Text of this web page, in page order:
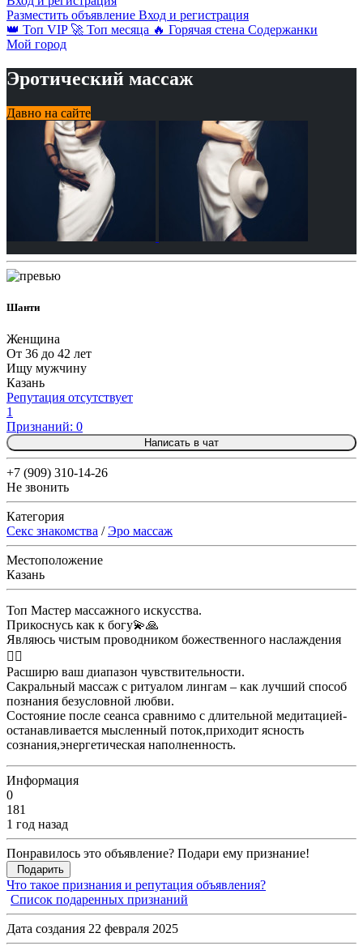
Разместить объявление Вход и регистрация
👑 Топ VIP 🚀 Топ месяца 🔥 Горячая стена Содержанки
Мой город
Эротический массаж
Давно на сайте
Шанти
Женщина
От 36 до 42 лет
Ищу мужчину
Казань
Репутация отсутствует
1
Признаний: 0
Написать в чат
+7 (909) 310-14-26
Не звонить
Категория
Секс знакомства /Эро массаж
Местоположение
Казань
Топ Мастер массажного искусства.
Прикоснусь как к богу💫🙏
Являюсь чистым проводником божественного наслаждения
❤️‍🔥
Расширю ваш диапазон чувствительности.
Сакральный массаж с ритуалом лингам – как лучший способ
познания безусловной любви.
Состояние после сеанса сравнимо с длительной медитацией-
останавливается мысленный поток,приходит ясность
сознания,энергетическая наполненность.
Информация
0
181
1 год назад
Понравилось это объявление? Подари ему признание!
Подарить
Что такое признания и репутация объявления?
Список подаренных признаний
Дата создания 22 февраля 2025